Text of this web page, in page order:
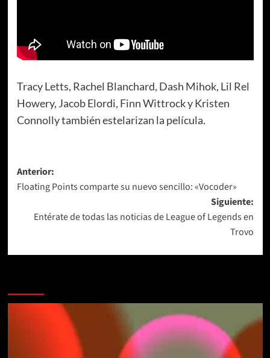
Tracy Letts, Rachel Blanchard, Dash Mihok, Lil Rel
Howery, Jacob Elordi, Finn Wittrock y Kristen
Connolly también estelarizan la película.
Navegación
de
entradas
Anterior:
Floating Points comparte su nuevo sencillo: «Vocoder»
Siguiente:
Entérate de todas las noticias de League of Legends en
Trovo